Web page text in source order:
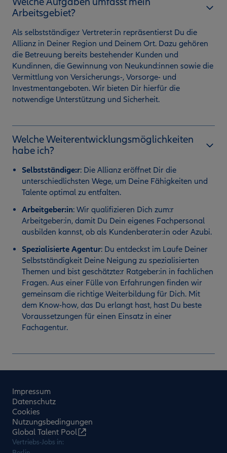
Arbeitsgebiet?
Als selbstständige:r Vertreter:in repräsentierst Du die
Allianz in Deiner Region und Deinem Ort. Dazu gehören
die Betreuung bereits bestehender Kunden und
Kundinnen, die Gewinnung von Neukund:innen sowie die
Vermittlung von Versicherungs-, Vorsorge- und
Investmentangeboten. Wir bieten Dir hierfür die
notwendige Unterstützung und Sicherheit.
Welche Weiterentwicklungsmöglichkeiten
habe ich?
Selbstständige:r: Die Allianz eröffnet Dir die
unterschiedlichsten Wege, um Deine Fähigkeiten und
Talente optimal zu entfalten.
Arbeitgeber:in: Wir qualifizieren Dich zum:r
Arbeitgeber:in, damit Du Dein eigenes Fachpersonal
ausbilden kannst, ob als Kundenberater:in oder Azubi.
Spezialisierte Agentur: Du entdeckst im Laufe Deiner
Selbstständigkeit Deine Neigung zu spezialisierten
Themen und bist geschätzte:r Ratgeber:in in fachlichen
Fragen. Aus einer Fülle von Erfahrungen finden wir
gemeinsam die richtige Weiterbildung für Dich. Mit
dem Know-how, das Du erlangt hast, hast Du beste
Voraussetzungen für einen Einsatz in einer
Fachagentur.
Impressum
Datenschutz
Cookies
Nutzungsbedingungen
Global Talent Pool
Vertriebs-Jobs in: